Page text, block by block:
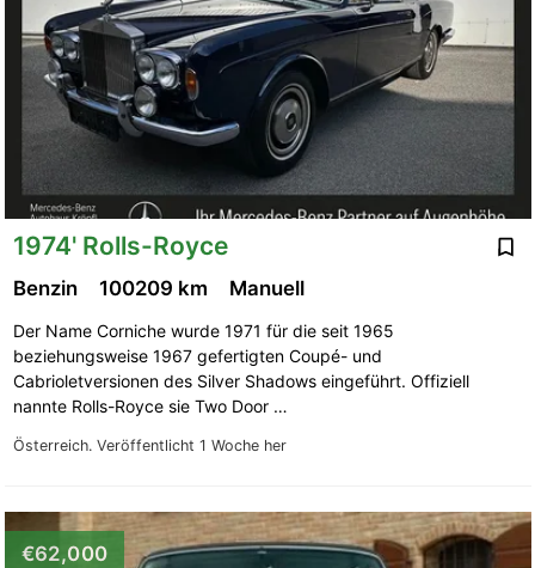
1974' Rolls-Royce
Österreich. Veröffentlicht 1 Woche her
Benzin 100209 km Manuell
Der Name Corniche wurde 1971 für die seit 1965
beziehungsweise 1967 gefertigten Coupé- und
Cabrioletversionen des Silver Shadows eingeführt. Offiziell
nannte Rolls-Royce sie Two Door …
€62,000